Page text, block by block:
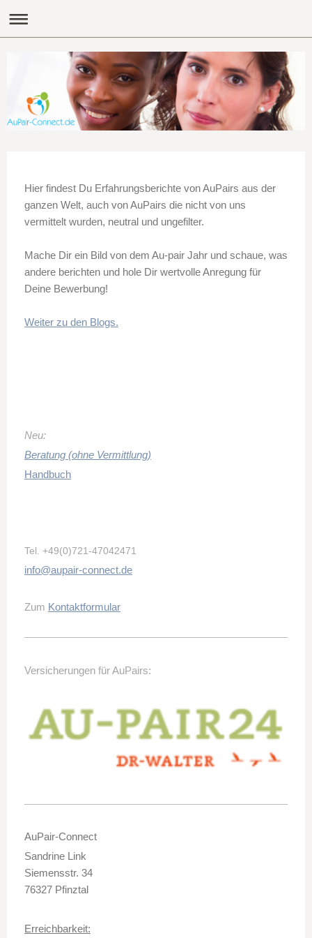
Hier findest Du Erfahrungsberichte von AuPairs aus der
ganzen Welt, auch von AuPairs die nicht von uns
vermittelt wurden, neutral und ungefilter.
Mache Dir ein Bild von dem Au-pair Jahr und schaue, was
andere berichten und hole Dir wertvolle Anregung für
Deine Bewerbung!
Weiter zu den Blogs.
Neu:
Beratung (ohne Vermittlung)
Handbuch
Tel. +49(0)721-47042471
info@aupair-connect.de
Zum Kontaktformular
Versicherungen für AuPairs:
AuPair-Connect
Sandrine Link
Siemensstr. 34
76327 Pfinztal
Erreichbarkeit: